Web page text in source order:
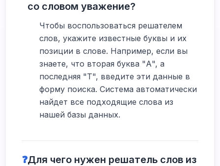
со словом уважение?
Чтобы воспользоваться решателем
слов, укажите известные буквы и их
позиции в слове. Например, если вы
знаете, что вторая буква "А", а
последняя "Т", введите эти данные в
форму поиска. Система автоматически
найдет все подходящие слова из
нашей базы данных.
❓Для чего нужен решатель слов из